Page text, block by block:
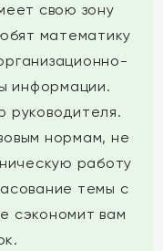
свою зону
математику
информации.
руководителя.
нормам, не
работу
темы с
сэкономит вам